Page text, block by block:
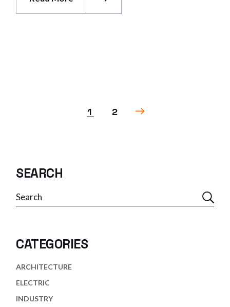
1 2
SEARCH
Search
CATEGORIES
ARCHITECTURE
ELECTRIC
INDUSTRY